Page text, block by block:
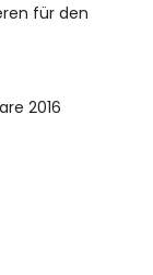
für den
2016